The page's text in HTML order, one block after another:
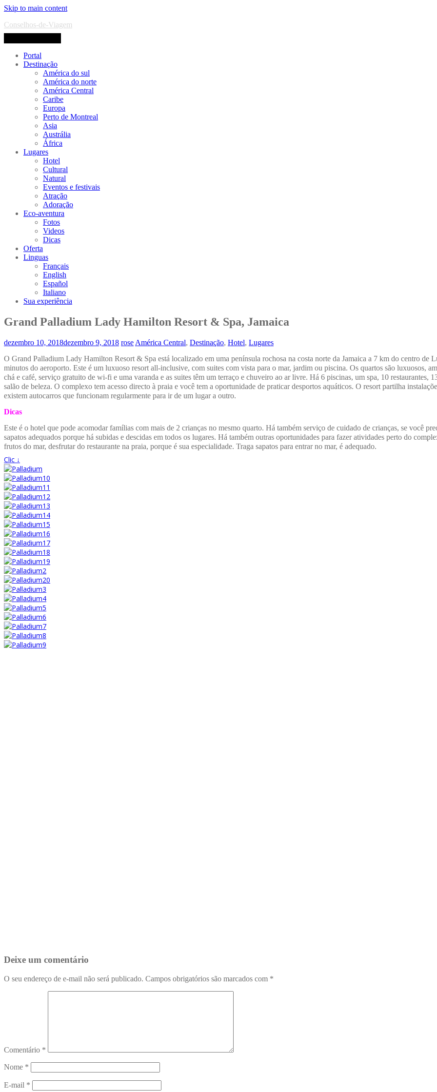
Skip to main content
Conselhos-de-Viagem
Portal
Destinação
América do sul
América do norte
América Central
Caribe
Europa
Perto de Montreal
Asia
Austrália
África
Lugares
Hotel
Cultural
Natural
Eventos e festivais
Atração
Adoração
Eco-aventura
Fotos
Videos
Dicas
Oferta
Linguas
Français
English
Español
Italiano
Sua experiência
Grand Palladium Lady Hamilton Resort & Spa, Jamaica
dezembro 10, 2018dezembro 9, 2018 rose América Central, Destinação, Hotel, Lugares
O Grand Palladium Lady Hamilton Resort & Spa está localizado em uma península rochosa na costa norte da Jamaica a 7 km do centro
minutos do aeroporto. Este é um luxuoso resort all-inclusive, com suites com vista para o mar, jardim ou piscina. Os quartos são luxuosos,
chá e café, serviço gratuito de wi-fi e uma varanda e as suites têm um terraço e chuveiro ao ar livre. Há 6 piscinas, um spa, 10 restaurantes,
salão de beleza. O complexo tem acesso directo à praia e você tem a oportunidade de praticar desportos aquáticos. O resort partilha
existem autocarros que funcionam regularmente para ir de um lugar a outro.
Dicas
Este é o hotel que pode acomodar famílias com mais de 2 crianças no mesmo quarto. Há também serviço de cuidado de crianças, se você
sapatos adequados porque há subidas e descidas em todos os lugares. Há também outras oportunidades para fazer atividades perto do
frutos do mar, desfrutar do restaurante na praia, porque é sua especialidade. Traga sapatos para entrar no mar, é adequado.
Clic ↓
Deixe um comentário
O seu endereço de e-mail não será publicado. Campos obrigatórios são marcados com *
Comentário *
Nome *
E-mail *